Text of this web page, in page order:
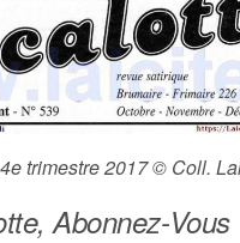
trimestre 2017 © Coll.
Abonnez-Vous